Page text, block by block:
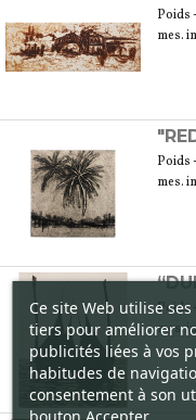
Poids
mes.
Poids
mes.
Poids
mes.
Ce site Web utilise
tiers pour améliorer
publicités liées à vos
habitudes de
consentement à son